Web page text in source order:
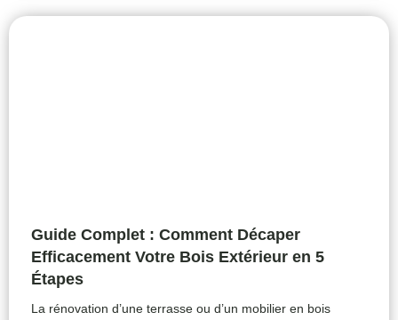
Guide Complet : Comment Décaper
Efficacement Votre Bois Extérieur en 5
Étapes
La rénovation d’une terrasse ou d’un mobilier en bois